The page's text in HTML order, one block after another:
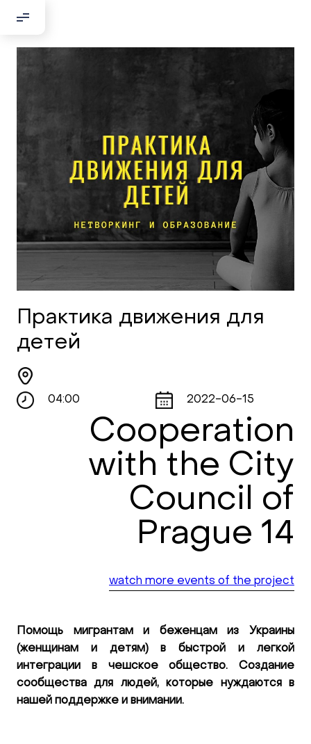
Если вы хотите с нами связаться,
пожалуйста, контактируйте нас:
Kontaktní e-mail:
youthincluded@gmail.com
Или в соцсети Telegram:
@Interkulturnipracepraha14
Практика движения для
детей
04:00 2022-06-15
Cooperation
with the City
Council of
Prague 14
watch more events of the project
Помощь мигрантам и беженцам из Украины
(женщинам и детям) в быстрой и легкой
интеграции в чешское общество. Создание
сообщества для людей, которые нуждаются в
нашей поддержке и внимании.